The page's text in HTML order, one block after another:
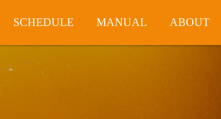
SCHEDULE MANUAL ABOUT